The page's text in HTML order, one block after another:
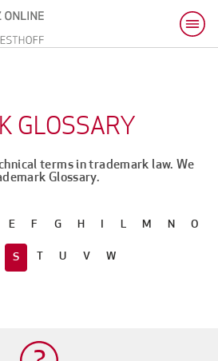
GLOSSARY
terms in trademark law. We
Glossary.
E F G H I L M N O
S T U V W